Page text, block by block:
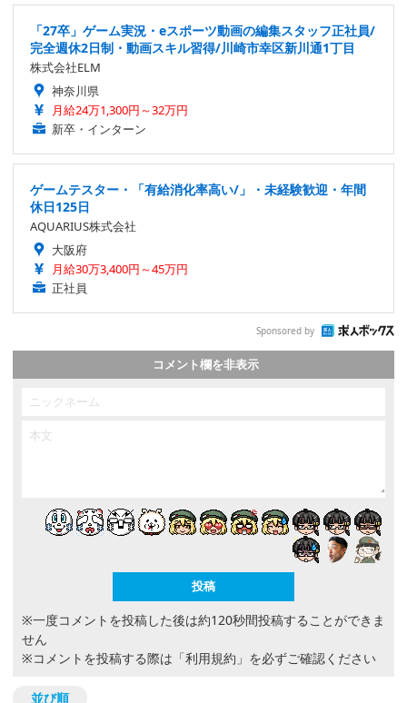
「27卒」ゲーム実況・eスポーツ動画の編集スタッフ正社員/
完全週休2日制・動画スキル習得/川崎市幸区新川通1丁目
株式会社ELM
神奈川県
月給24万1,300円～32万円
新卒・インターン
ゲームテスター・「有給消化率高い/」・未経験歓迎・年間
休日125日
AQUARIUS株式会社
大阪府
月給30万3,400円～45万円
正社員
Sponsored by
コメント欄を非表示
※一度コメントを投稿した後は約120秒間投稿することができま
せん
※コメントを投稿する際は 「利用規約」 を必ずご確認ください
並び順